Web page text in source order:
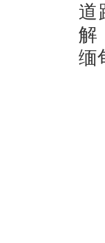
道
解
缅